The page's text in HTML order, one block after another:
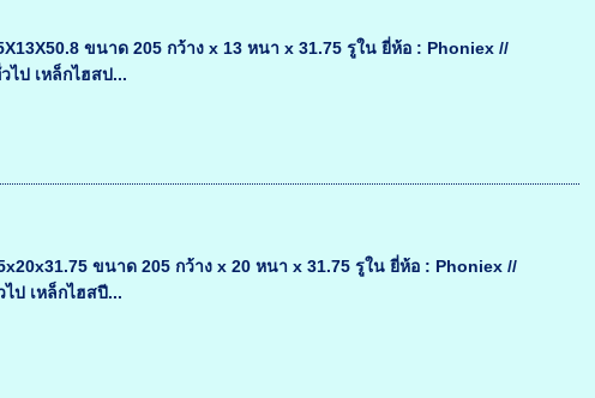
ขนาด 205 กว้าง x 13 หนา x 31.75 รูใน ยี่ห้อ : Phoniex //
ไป เหล็กไฮสป...
ขนาด 205 กว้าง x 20 หนา x 31.75 รูใน ยี่ห้อ : Phoniex //
ป เหล็กไฮสปี...